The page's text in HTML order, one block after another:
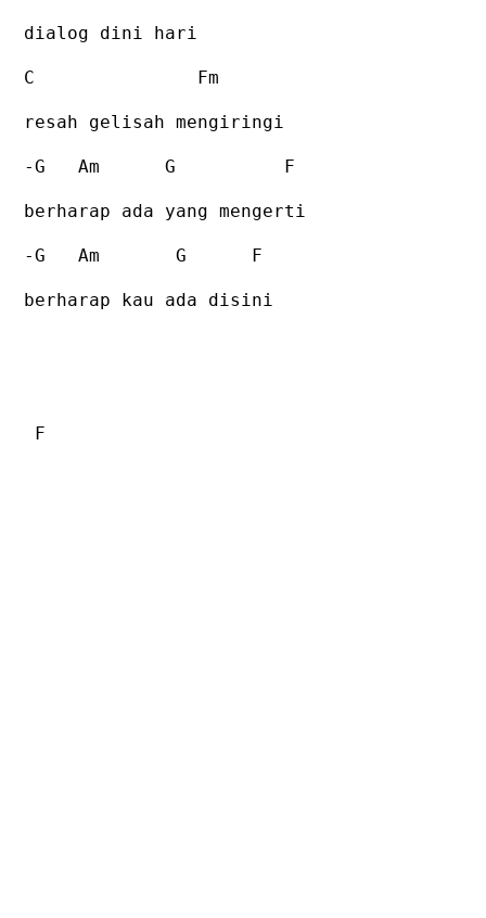
dialog dini hari
C Fm
resah gelisah mengiringi
-G Am G F
berharap ada yang mengerti
-G Am G F
berharap kau ada disini
F